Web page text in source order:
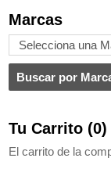
Marcas
Tu Carrito (0)
El carrito de la